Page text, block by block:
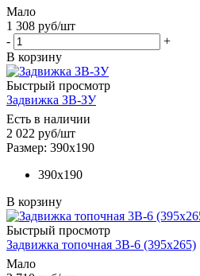
Мало
1 308 руб/шт
-
+
В корзину
Быстрый просмотр
Задвижка ЗВ-ЗУ
Есть в наличии
2 022 руб/шт
Размер: 390х190
390х190
В корзину
Быстрый просмотр
Задвижка топочная 3В-6 (395х265)
Мало